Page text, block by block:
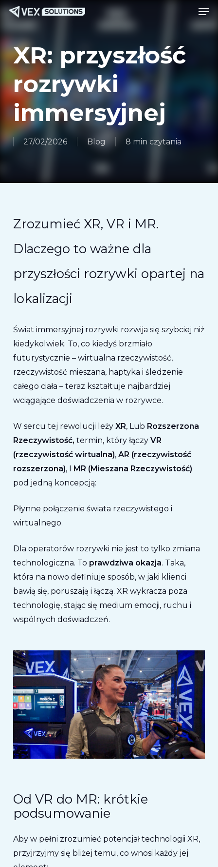
Przejdź
głównej
XR: przyszłość
rozrywki
immersyjnej
27/02/2026 Blog 8 min czytania
Zrozumieć XR, VR i MR.
Dlaczego to ważne dla
przyszłości rozrywki opartej na
lokalizacji
Świat immersyjnej rozrywki rozwija się szybciej niż
kiedykolwiek. To, co kiedyś brzmiało
futurystycznie – wirtualna rzeczywistość,
rzeczywistość mieszana, haptyka i śledzenie
całego ciała – teraz kształtuje najbardziej
wciągające doświadczenia w rozrywce.
W sercu tej rewolucji leży XR, Lub Rozszerzona
Rzeczywistość, termin, który łączy VR
(rzeczywistość wirtualna), AR (rzeczywistość
rozszerzona), I
MR (Mieszana Rzeczywistość)
pod jedną koncepcją:
Płynne połączenie świata rzeczywistego i
wirtualnego.
Dla operatorów rozrywki nie jest to tylko zmiana
technologiczna. To prawdziwa okazja. Taka,
która na nowo definiuje sposób, w jaki klienci
bawią się, poruszają i łączą. XR wykracza poza
technologię, stając się medium emocji, ruchu i
wspólnych doświadczeń.
Od VR do MR: krótkie
podsumowanie
Aby w pełni zrozumieć potencjał technologii XR,
przyjrzyjmy się bliżej temu, co wnosi każdy jej
Menu